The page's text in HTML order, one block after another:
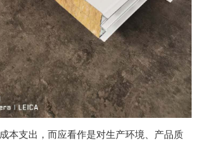
本支出，而应看作是对生产环境、产品质